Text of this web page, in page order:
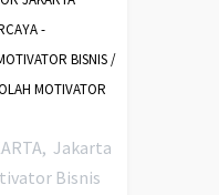
-
BISNIS /
MOTIVATOR
Jakarta
Bisnis